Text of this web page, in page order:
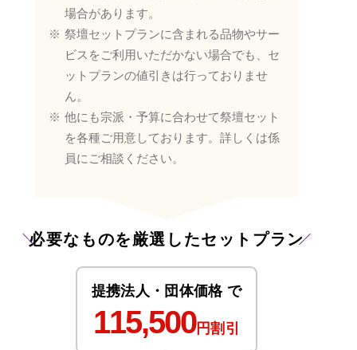
場合があります。
祭壇セットプランに含まれる品物やサー
ビスをご利用いただかない場合でも、セ
ットプランの値引きは行っておりませ
ん。
他にも宗派・予算に合わせて祭壇セット
を各種ご用意しております。詳しくは係
員にご相談ください。
必要なものを厳選したセットプラン
提携法人・団体価格 で
115,500円割引